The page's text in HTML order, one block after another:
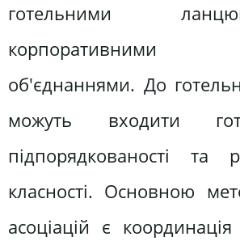
готельними
корпоративними
об'єднаннями. До
можуть входити
підпорядкованості та
класності. Основною
асоціацій є координація